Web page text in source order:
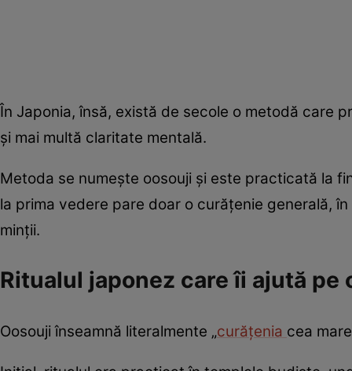
În Japonia, însă, există de secole o metodă care
și mai multă claritate mentală.
Metoda se numește oosouji și este practicată la
la prima vedere pare doar o curățenie generală,
minții.
Ritualul japonez care îi ajută
Oosouji înseamnă literalmente „curățenia cea